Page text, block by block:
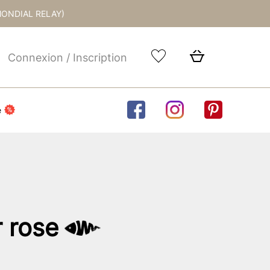
RELAY)
Connexion / Inscription
rose